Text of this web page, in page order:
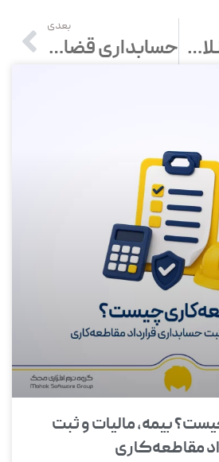
حسابداری آنلاین چیست؟ 4 عادت مهم برای موفقیت در حسابداری آنلاین
بعدی
حسابداری قضایی یا حسابداری قانونی چیست و حسابدار قضایی چه‌کار می‌کند؟
بیمه، مالیات و ثبت
مقاطعه‌کاری